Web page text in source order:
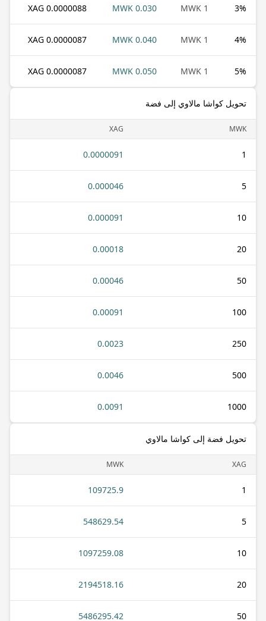
3%
1 MWK
0.030 MWK
0.0000088 XAG
4%
1 MWK
0.040 MWK
0.0000087 XAG
5%
1 MWK
0.050 MWK
0.0000087 XAG
تحويل كواشا مالاوي إلى فضة
MWK
XAG
1
0.0000091
5
0.000046
10
0.000091
20
0.00018
50
0.00046
100
0.00091
250
0.0023
500
0.0046
1000
0.0091
تحويل فضة إلى كواشا مالاوي
XAG
MWK
1
109725.9
5
548629.54
10
1097259.08
20
2194518.16
50
5486295.42